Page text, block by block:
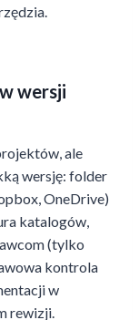
wersji
ale
wersję: folder
OneDrive)
katalogów,
(tylko
kontrola
w
rewizji.